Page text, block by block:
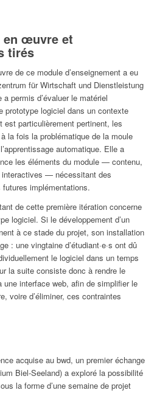
en œuvre et
tirés
de ce module d’enseignement a eu
für Wirtschaft und Dienstleistung
permis d’évaluer le matériel
prototype logiciel dans un contexte
est particulièrement pertinent, les
la fois la problématique de la moule
automatique. Elle a
les éléments du module — contenu,
— nécessitant des
implémentations.
de cette première itération concerne
logiciel. Si le développement d’un
à ce stade du projet, son installation
: une vingtaine d’étudiant·e·s ont dû
le logiciel dans un temps
la suite consiste donc à rendre le
interface web, afin de simplifier le
voire d’éliminer, ces contraintes
acquise au bwd, un premier échange
Biel-Seeland) a exploré la possibilité
la forme d’une semaine de projet